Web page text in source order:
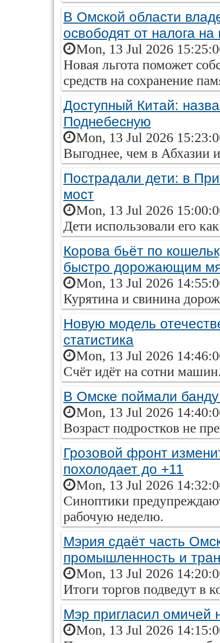
В Омской области
освободят от налога
Mon, 13 Jul 2026
Новая льгота поможет
средств на сохранение
Доступный Китай:
Поднебесную
Mon, 13 Jul 2026
Выгоднее, чем в Абхазии
Пострадали дети: в
мост
Mon, 13 Jul 2026
Дети использовали его
Корова бьёт по
быстро дорожающим
Mon, 13 Jul 2026
Курятина и свинина
Новую модель
статистика
Mon, 13 Jul 2026
Счёт идёт на сотни
В Омске поймали
Mon, 13 Jul 2026
Возраст подростков не
Грозовой фронт
похолодает до +11
Mon, 13 Jul 2026
Синоптики
рабочую неделю.
Мэрия сдаёт часть
промышленность и
Mon, 13 Jul 2026
Итоги торгов подведут в
Мэр пригласил омичей
Mon, 13 Jul 2026